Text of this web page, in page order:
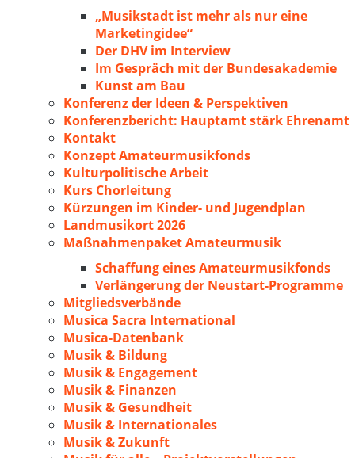
„Musikstadt ist mehr als nur eine
Marketingidee“
Der DHV im Interview
Im Gespräch mit der Bundesakademie
Kunst am Bau
Konferenz der Ideen & Perspektiven
Konferenzbericht: Hauptamt stärk Ehrenamt
Kontakt
Konzept Amateurmusikfonds
Kulturpolitische Arbeit
Kurs Chorleitung
Kürzungen im Kinder- und Jugendplan
Landmusikort 2026
Maßnahmenpaket Amateurmusik
Schaffung eines Amateurmusikfonds
Verlängerung der Neustart-Programme
Mitgliedsverbände
Musica Sacra International
Musica-Datenbank
Musik & Bildung
Musik & Engagement
Musik & Finanzen
Musik & Gesundheit
Musik & Internationales
Musik & Zukunft